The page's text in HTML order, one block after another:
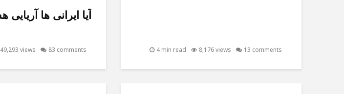
13 comments
8,176 views
4 min read
آیا ایرانی ها
83 comments
49,293 views